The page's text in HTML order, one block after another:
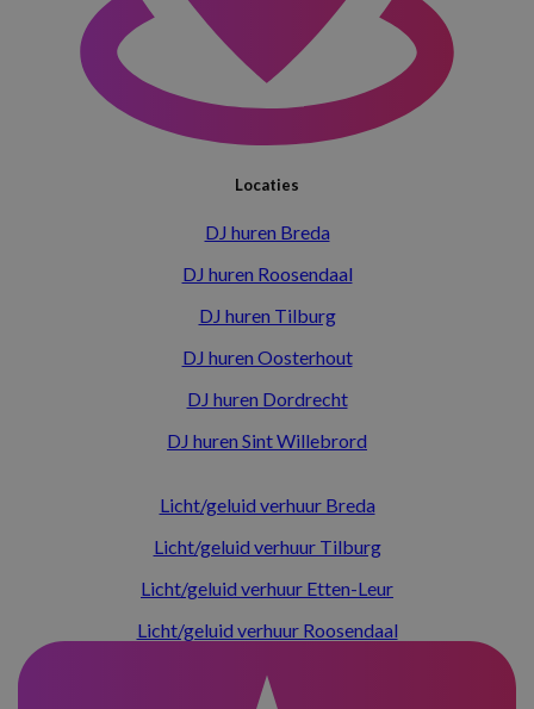
Locaties
DJ huren Breda
DJ huren Roosendaal
DJ huren Tilburg
DJ huren Oosterhout
DJ huren Dordrecht
DJ huren Sint Willebrord
Licht/geluid verhuur Breda
Licht/geluid verhuur Tilburg
Licht/geluid verhuur Etten-Leur
Licht/geluid verhuur Roosendaal